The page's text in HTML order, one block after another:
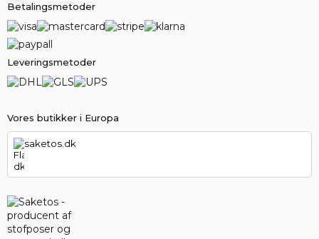
Vores butikker i Europa
saketos.dk
Betalingsmetoder
Leveringsmetoder